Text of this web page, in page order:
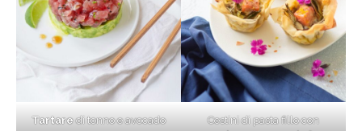
Tartaredi tonno e avocado
Cestini di pasta fillo con